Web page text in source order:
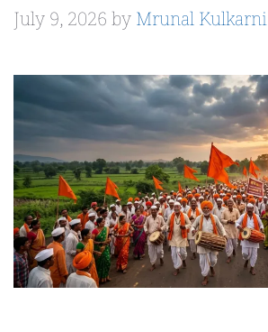
July 9, 2026byMrunal Kulkarni